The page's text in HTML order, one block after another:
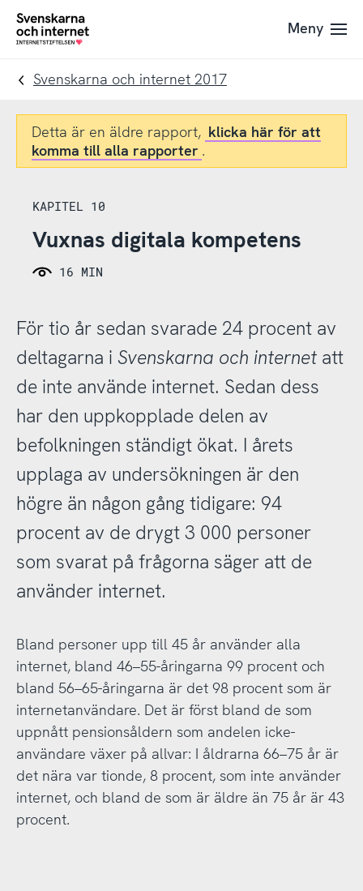
Till
navigation
Till
innehåll
To
Meny
Svenskarna och internet 2017
Detta är en äldre rapport, klicka här för att
komma till alla rapporter .
KAPITEL 10
Vuxnas digitala kompetens
16 MIN
För tio år sedan svarade 24 procent av
deltagarna i Svenskarna och internetatt
de inte använde internet. Sedan dess
har den uppkopplade delen av
befolkningen ständigt ökat. I årets
upplaga av undersökningen är den
högre än någon gång tidigare: 94
procent av de drygt 3 000 personer
som svarat på frågorna säger att de
använder internet.
Bland personer upp till 45 år använder alla
internet, bland 46–55-åringarna 99 procent och
bland 56–65-åringarna är det 98 procent som är
internetanvändare. Det är först bland de som
uppnått pensionsåldern som andelen icke-
användare växer på allvar: I åldrarna 66–75 år är
det nära var tionde, 8 procent, som inte använder
internet, och bland de som är äldre än 75 år är 43
procent.